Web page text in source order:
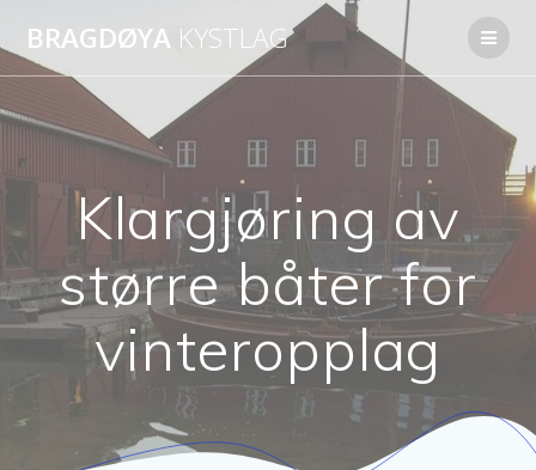
to
BRAGDØYA KYSTLAG
Klargjøring av
større båter for
vinteropplag